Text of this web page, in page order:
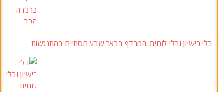
בלי רישיון ובלי לוחית: המרדף בבאר שבע הסתיים בהתנגשות